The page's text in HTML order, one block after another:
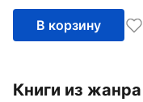
В корзину
Книги из жанра